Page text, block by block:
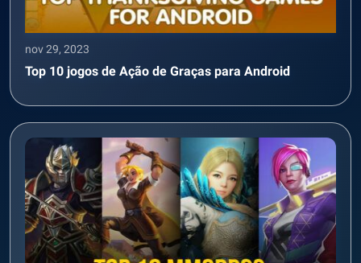
nov 29, 2023
Top 10 jogos de Ação de Graças para Android